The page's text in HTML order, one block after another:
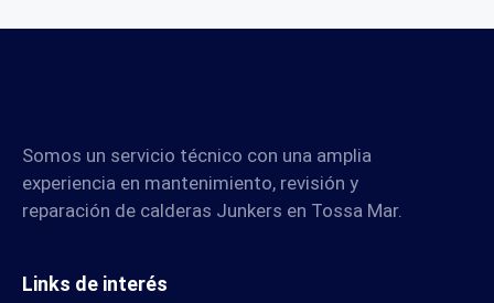
Somos un servicio técnico con una amplia
experiencia en mantenimiento, revisión y
reparación de calderas Junkers en Tossa Mar.
Links de interés